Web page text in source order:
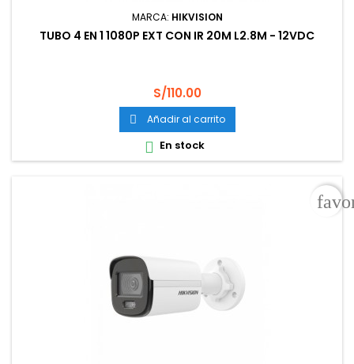
MARCA: HIKVISION
TUBO 4 EN 1 1080P EXT CON IR 20M L2.8M - 12VDC
Precio
S/110.00
 Añadir al carrito
 En stock